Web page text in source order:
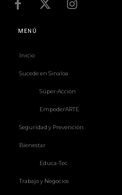
MENÚ
Inicio
Sucede en Sinaloa
Súper-Acción
EmpoderARTE
Seguridad y Prevención
Bienestar
Educa-Tec
Trabajo y Negocios